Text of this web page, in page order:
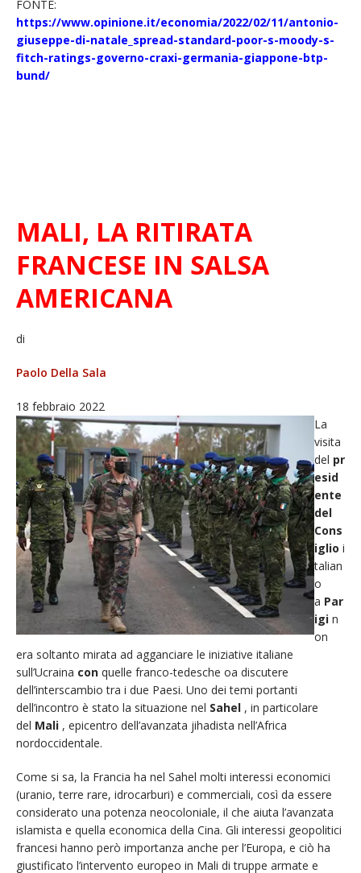
FONTE:
https://www.opinione.it/economia/2022/02/11/antonio-
giuseppe-di-natale_spread-standard-poor-s-moody-s-
fitch-ratings-governo-craxi-germania-giappone-btp-
bund/
MALI, LA RITIRATA
FRANCESE IN SALSA
AMERICANA
di
Paolo Della Sala
18 febbraio 2022
La
visita
del pr
esid
ente
del
Cons
iglio i
talian
o
a Par
igi n
on
era soltanto mirata ad agganciare le iniziative italiane
sull’Ucraina con quelle franco-tedesche oa discutere
dell’interscambio tra i due Paesi. Uno dei temi portanti
dell’incontro è stato la situazione nel Sahel , in particolare
del Mali , epicentro dell’avanzata jihadista nell’Africa
nordoccidentale.
Come si sa, la Francia ha nel Sahel molti interessi economici
(uranio, terre rare, idrocarburi) e commerciali, così da essere
considerato una potenza neocoloniale, il che aiuta l’avanzata
islamista e quella economica della Cina. Gli interessi geopolitici
francesi hanno però importanza anche per l’Europa, e ciò ha
giustificato l’intervento europeo in Mali di truppe armate e